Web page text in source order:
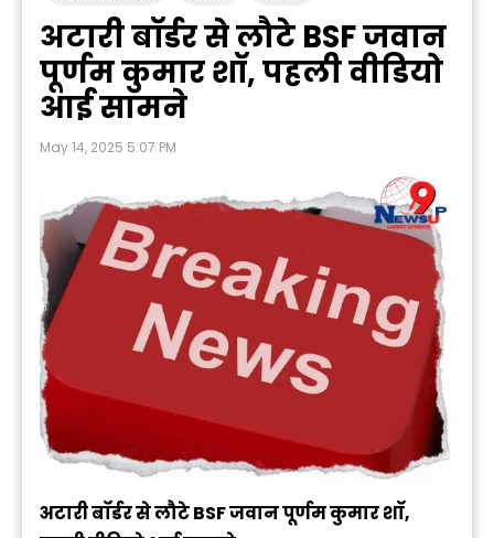
अटारी बॉर्डर से लौटे BSF जवान
पूर्णम कुमार शॉ, पहली वीडियो
आई सामने
May 14, 2025 5:07 PM
अटारी बॉर्डर से लौटे BSF जवान पूर्णम कुमार शॉ,